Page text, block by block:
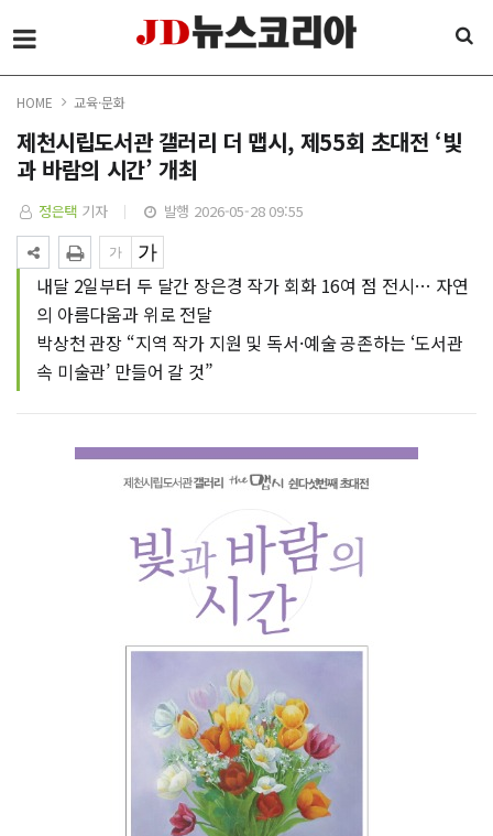
HOME 교육·문화
제천시립도서관 갤러리 더 맵시, 제55회 초대전 ‘빛
과 바람의 시간’ 개최
정은택 기자 발행 2026-05-28 09:55
내달 2일부터 두 달간 장은경 작가 회화 16여 점 전시… 자연
의 아름다움과 위로 전달
박상천 관장 “지역 작가 지원 및 독서·예술 공존하는 ‘도서관
속 미술관’ 만들어 갈 것”